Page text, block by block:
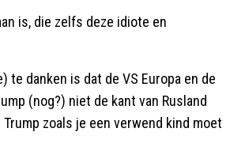
is, die zelfs deze idiote en
te danken is dat de VS Europa en de
(nog?) niet de kant van Rusland
zoals je een verwend kind moet